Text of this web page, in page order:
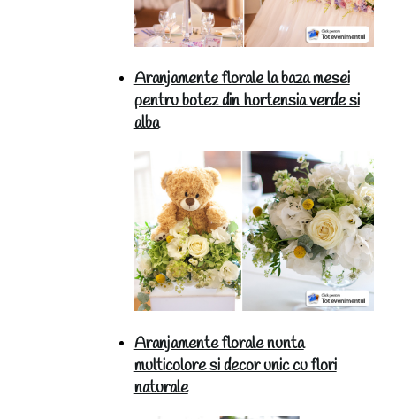
Aranjamente florale la baza mesei
pentru botez din hortensia verde si
alba
Aranjamente florale nunta
multicolore si decor unic cu flori
naturale